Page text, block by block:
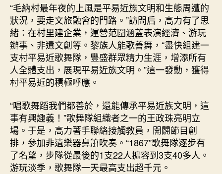
“毛納村最年夜的上風是平易近族文明和生態周遭的
狀況，要走文旅融會的門路。”訪問后，高力有了思
緒：在村里建企業，運營范圍涵蓋表演經濟、游玩
辦事、非遺文創等。黎族人能歌善舞，“盡快組建一
支村平易近歌舞隊，豐盛群眾精力生涯，增添所有
人全體支出，展現平易近族文明。”這一發動，獲得
村平易近的積極呼應。
“唱歌舞蹈我們都善於，還能傳承平易近族文明，這
事有興趣義！”歌舞隊組織者之一的王政珠亮明立
場。于是，高力著手聯絡接觸教員，開闢節目創
排，參加非遺樂器鼻簫吹奏。“1867”歌舞隊逐步有
了名望，步隊從最後的1支22人擴容到3支40多人。
游玩淡季，歌舞隊一天最高支出超千元。